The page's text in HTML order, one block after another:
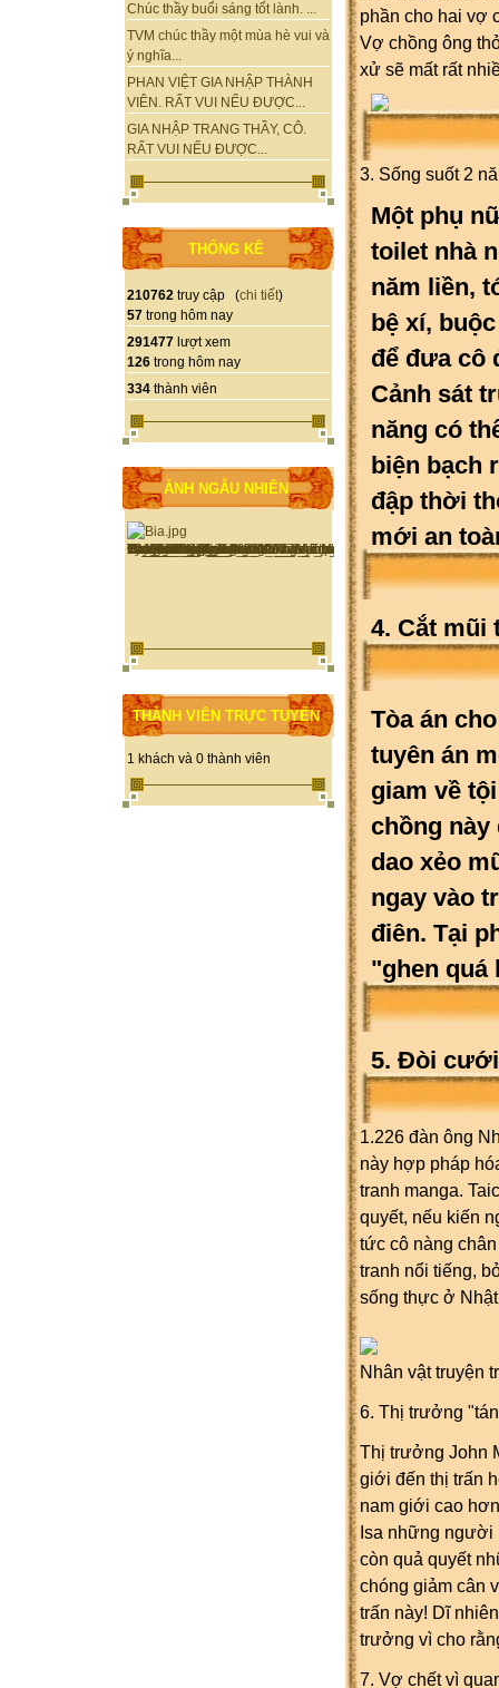
Chúc thầy buổi sáng tốt lành. ...
TVM chúc thầy một mùa hè vui và
ý nghĩa...
PHAN VIỆT GIA NHẬP THÀNH
VIÊN. RẤT VUI NẾU ĐƯỢC...
GIA NHẬP TRANG THẦY, CÔ.
RẤT VUI NẾU ĐƯỢC...
THỐNG KÊ
210762 truy cập (chi tiết)
57 trong hôm nay
291477 lượt xem
126 trong hôm nay
334 thành viên
ẢNH NGẪU NHIÊN
THÀNH VIÊN TRỰC TUYẾN
1 khách và 0 thành viên
phần cho hai vợ
Vợ chồng ông
xử sẽ mất rất
3. Sống suốt 2
Một phụ
toilet nhà
năm liền,
bệ xí,
để đưa cô
Cảnh sát
năng có
biện bạch
đập thời
mới an
4. Cắt mũi
Tòa án
tuyên án
giam về
chồng
dao xẻo
ngay vào
điên. Tại
"ghen quá
5. Đòi
1.226 đàn ông
này hợp pháp
tranh manga.
quyết, nếu kiến
tức cô nàng
tranh nổi tiếng,
sống thực ở
Nhân vật truyện
6. Thị trưởng
Thị trưởng John
giới đến thị trấn
nam giới cao
Isa những người
còn quả quyết
chóng giảm cân
trấn này! Dĩ
trưởng vì cho
7. Vợ chết vì